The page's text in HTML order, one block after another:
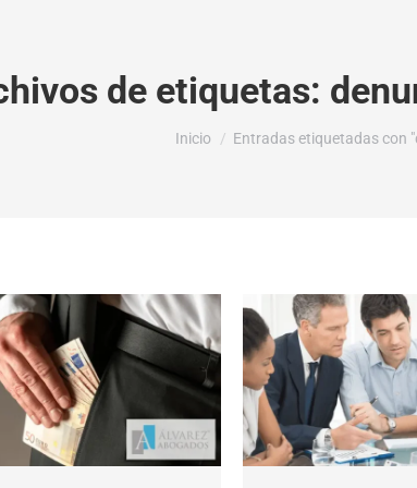
de etiquetas:
Estás aquí:
Inicio Entradas etiquetadas con